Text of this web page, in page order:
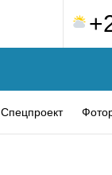
Спецпроект